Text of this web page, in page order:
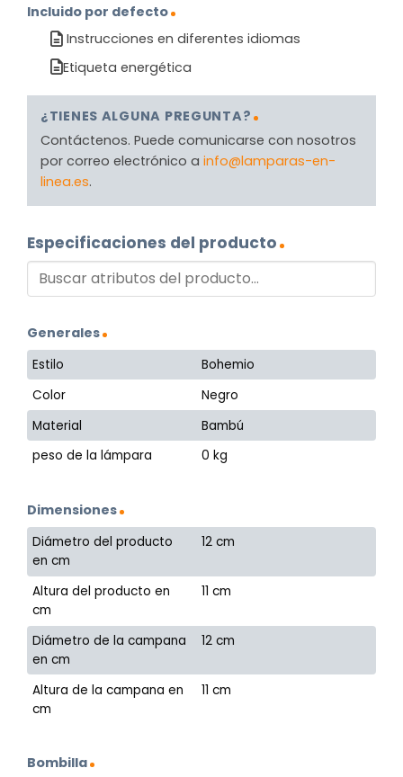
Incluido por defecto
Instrucciones en diferentes idiomas
Etiqueta energética
¿TIENES ALGUNA PREGUNTA?
Contáctenos. Puede comunicarse con nosotros
por correo electrónico a info@lamparas-en-
linea.es.
Especificaciones del producto
Generales
Estilo
Bohemio
Color
Negro
Material
Bambú
peso de la lámpara
0 kg
Dimensiones
Diámetro del producto
en cm
12 cm
Altura del producto en
cm
11 cm
Diámetro de la campana
en cm
12 cm
Altura de la campana en
cm
11 cm
Bombilla